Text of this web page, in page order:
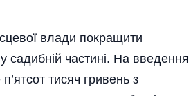
влади покращити
садибній частині. На введення
тисяч гривень з